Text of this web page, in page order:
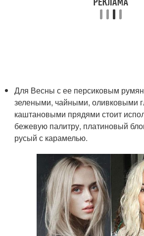
Для Весны с ее персиковым
зелеными, чайными, оливковыми
каштановыми прядями стоит
бежевую палитру, платиновый
русый с карамелью.